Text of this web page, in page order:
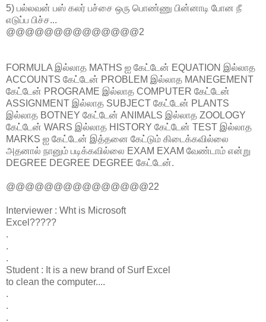
5) பல்லவன் பஸ் கலர் பச்சை ஒரு பொண்ணு பின்னாடி போன நீ
எடுப்ப பிச்ச...
@@@@@@@@@@@@@@2
FORMULA இல்லாத MATHS ஐ கேட்டேன் EQUATION இல்லாத
ACCOUNTS கேட்டேன் PROBLEM இல்லாத MANEGEMENT
கேட்டேன் PROGRAME இல்லாத COMPUTER கேட்டேன்
ASSIGNMENT இல்லாத SUBJECT கேட்டேன் PLANTS
இல்லாத BOTNEY கேட்டேன் ANIMALS இல்லாத ZOOLOGY
கேட்டேன் WARS இல்லாத HISTORY கேட்டேன் TEST இல்லாத
MARKS ஐ கேட்டேன் இத்தனை கேட்டும் கிடைக்கவில்லை
அதனால் நானும் படிக்கவில்லை EXAM EXAM வேண்டாம் என்று
DEGREE DEGREE DEGREE கேட்டேன்.
@@@@@@@@@@@@@@@22
Interviewer : Wht is Microsoft
Excel?????
.
.
.
Student : It is a new brand of Surf Excel
to clean the computer....
.
.
.